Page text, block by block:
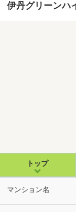
伊丹グリーンハ
トップ
マンション名